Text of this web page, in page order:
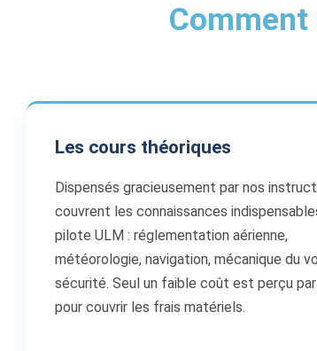
Les cours théoriques
Dispensés gracieusement par nos
couvrent les connaissances
pilote ULM : réglementation aérienne,
météorologie, navigation, mécanique du
sécurité. Seul un faible coût est perçu
pour couvrir les frais matériels.